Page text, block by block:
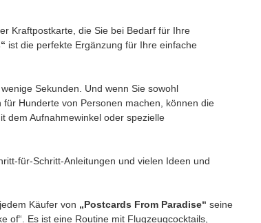
Kraftpostkarte, die Sie bei Bedarf für Ihre
ist die perfekte Ergänzung für Ihre einfache
Sekunden. Und wenn Sie sowohl
Hunderte von Personen machen, können die
dem Aufnahmewinkel oder spezielle
für-Schritt-Anleitungen und vielen Ideen und
Käufer von „Postcards From Paradise“ seine
of“. Es ist eine Routine mit Flugzeugcocktails,